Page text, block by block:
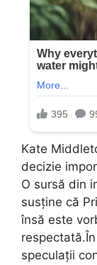
Kate
decizie
O sursă din
susține că
însă este
speculații